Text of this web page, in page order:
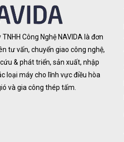
Công Nghệ NAVIDA là đơn
tư vấn, chuyển giao công nghệ,
& phát triển, sản xuất, nhập
loại máy cho lĩnh vực điều hòa
và gia công thép tấm.